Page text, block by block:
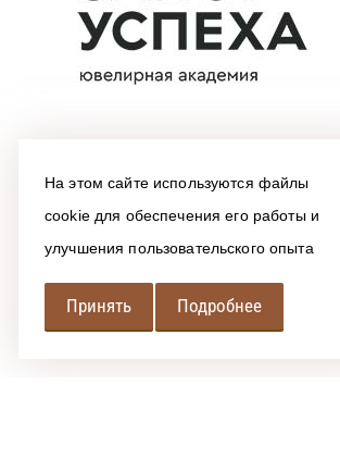
На этом сайте используются файлы
cookie для обеспечения его работы и
улучшения пользовательского опыта
Принять Подробнее